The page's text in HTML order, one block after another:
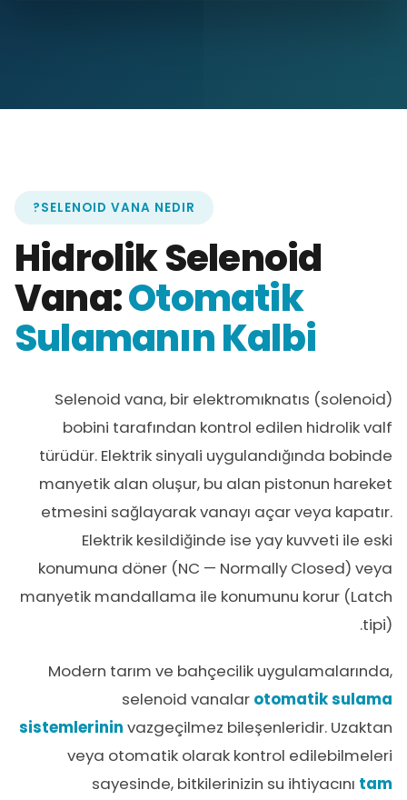
SELENOID VANA NEDIR?
Hidrolik Selenoid
Vana:Otomatik
Sulamanın Kalbi
Selenoid vana, bir elektromıknatıs (solenoid)
bobini tarafından kontrol edilen hidrolik valf
türüdür. Elektrik sinyali uygulandığında bobinde
manyetik alan oluşur, bu alan pistonun hareket
etmesini sağlayarak vanayı açar veya kapatır.
Elektrik kesildiğinde ise yay kuvveti ile eski
konumuna döner (NC — Normally Closed) veya
manyetik mandallama ile konumunu korur (Latch
tipi).
Modern tarım ve bahçecilik uygulamalarında,
selenoid vanalar otomatik sulama
sistemlerinin vazgeçilmez bileşenleridir. Uzaktan
veya otomatik olarak kontrol edilebilmeleri
sayesinde, bitkilerinizin su ihtiyacını tam